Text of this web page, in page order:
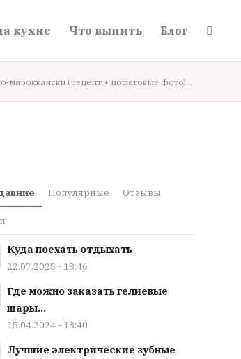
кухне Что выпить Блог
мароккански (рецепт + пошаговые фото)...
Популярные Отзывы
Куда поехать отдыхать
22.07.2025 - 13:46
Где можно заказать гелиевые
шары...
15.04.2024 - 18:40
Лучшие электрические зубные